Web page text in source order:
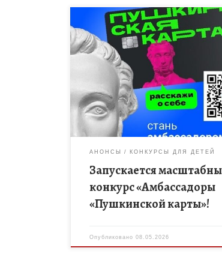
Министерство культуры РФ
«Национальные приоритеты»
отбора молодых и инициативных
Основная задача конкурса —
команду активных представителей во
АНОНСЫ КОНКУРСЫ ДЛЯ ДЕТЕЙ
Запускается
конкурс «Амбассадоры
«Пушкинской карты»!
Опубликовано08.05.2026